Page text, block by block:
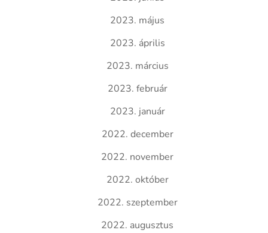
2023. május
2023. április
2023. március
2023. február
2023. január
2022. december
2022. november
2022. október
2022. szeptember
2022. augusztus